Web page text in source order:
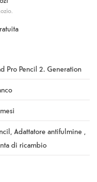
Pro Pencil 2. Generation
Adattatore antifulmine ,
di ricambio